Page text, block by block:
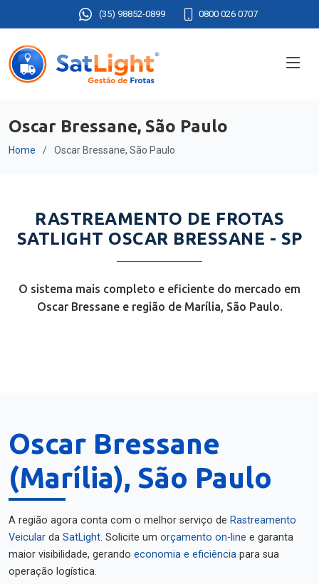
(35) 98852-0899 0800 026 0707
Oscar Bressane, São Paulo
Home Oscar Bressane, São Paulo
RASTREAMENTO DE FROTAS
SATLIGHT OSCAR BRESSANE - SP
O sistema mais completo e eficiente do mercado em
Oscar Bressane e região de Marília, São Paulo.
Oscar Bressane
(Marília), São Paulo
A região agora conta com o melhor serviço de Rastreamento
Veicular da SatLight. Solicite um orçamento on-line e garanta
maior visibilidade, gerando economia e eficiência para sua
operação logística.